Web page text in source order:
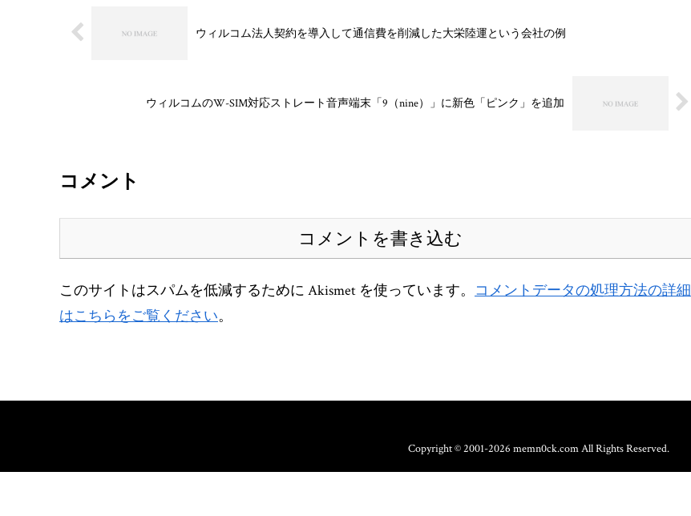
ウィルコム法人契約を導入して通信費を削減した大栄陸運という会社の例
ウィルコムのW-SIM対応ストレート音声端末「9（nine）」に新色「ピンク」を追加
コメント
コメントを書き込む
このサイトはスパムを低減するために Akismet を使っています。 コメントデータの処理方法の詳細
はこちらをご覧ください。
Copyright © 2001-2026 memn0ck.com All Rights Reserved.